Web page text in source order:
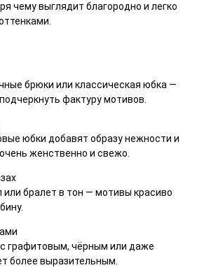
чему выглядит благородно и легко
брюки или классическая юбка —
фактуру мотивов.
юбки добавят образу нежности и
женственно и свежо.
или бралет в тон — мотивы красиво
графитовым, чёрным или даже
более выразительным.